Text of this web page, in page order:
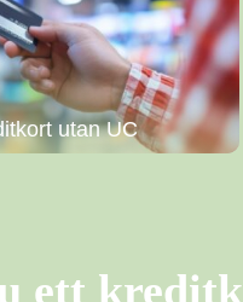
utan UC
ett